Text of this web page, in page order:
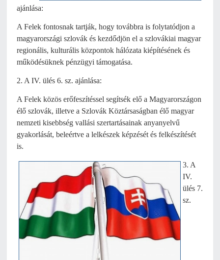
ajánlása:
A Felek fontosnak tartják, hogy továbbra is folytatódjon a
magyarországi szlovák és kezdődjön el a szlovákiai magyar
regionális, kulturális központok hálózata kiépítésének és
működésüknek pénzügyi támogatása.
2. A IV. ülés 6. sz. ajánlása:
A Felek közös erőfeszítéssel segítsék elő a Magyarországon
élő szlovák, illetve a Szlovák Köztársaságban élő magyar
nemzeti kisebbség vallási szertartásainak anyanyelvű
gyakorlását, beleértve a lelkészek képzését és felkészítését
is.
3. A
IV.
ülés 7.
sz.